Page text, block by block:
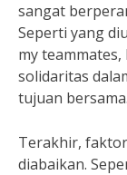
sangat
Seperti yang
my teammates,
solidaritas
tujuan bersama.
Terakhir,
diabaikan.